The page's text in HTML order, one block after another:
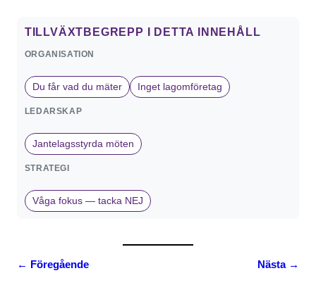
TILLVÄXTBEGREPP I DETTA INNEHÅLL
ORGANISATION
Du får vad du mäter Inget lagomföretag
LEDARSKAP
Jantelagsstyrda möten
STRATEGI
Våga fokus — tacka NEJ
← Föregående Nästa →